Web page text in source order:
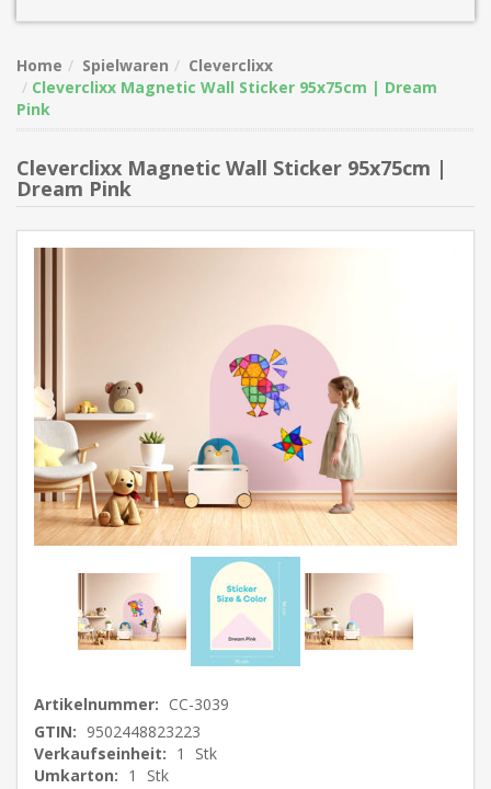
Home Spielwaren
Cleverclixx
Cleverclixx Magnetic Wall Sticker 95x75cm | Dream
Pink
Cleverclixx Magnetic Wall Sticker 95x75cm |
Dream Pink
Artikelnummer: CC-3039
GTIN: 9502448823223
Verkaufseinheit: 1
Stk
Umkarton: 1 Stk